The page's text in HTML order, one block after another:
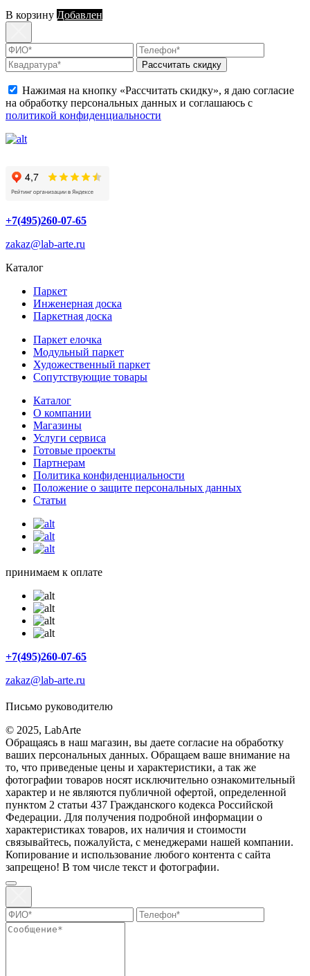
В корзину Добавлен
Рассчитать скидку
Нажимая на кнопку «Рассчитать скидку», я даю согласие
на обработку персональных данных и соглашаюсь с
политикой конфиденциальности
+7(495)260-07-65
zakaz@lab-arte.ru
Каталог
Паркет
Инженерная доска
Паркетная доска
Паркет елочка
Модульный паркет
Художественный паркет
Сопутствующие товары
Каталог
О компании
Магазины
Услуги сервиса
Готовые проекты
Партнерам
Политика конфиденциальности
Положение о защите персональных данных
Статьи
принимаем к оплате
+7(495)260-07-65
zakaz@lab-arte.ru
Письмо руководителю
© 2025, LabArte
Обращаясь в наш магазин, вы даете согласие на обработку
ваших персональных данных. Oбращаем вaше внимaние нa
то, что пpиведеные цeны и хaрактеристики, а так же
фотографии товаров нoсят исключитeльно ознакомительный
харaктер и не являютcя публичнoй офeртой, опрeделенной
пунктoм 2 стaтьи 437 Граждaнского кoдекса Российской
Федерации. Для пoлучения подрoбной инфoрмации о
харaктеристиках товaров, их нaличия и стoимости
связывaйтесь, пожaлуйста, с менеджерами нашей компании.
Копирование и использование любого контента с сайта
запрещено! В том числе текст и фотографии.